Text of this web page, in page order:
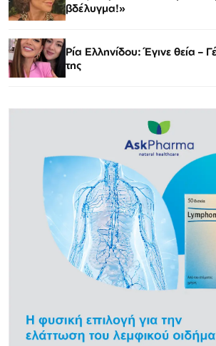
βδέλυγμα!»
Ρία Ελληνίδου: Έγινε θεία –
της